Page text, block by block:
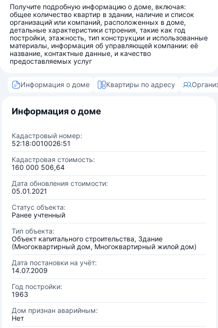
Получите подробную информацию о доме, включая:
общее количество квартир в здании, наличие и список
организаций или компаний, расположенных в доме,
детальные характеристики строения, такие как год
постройки, этажность, тип конструкции и использованные
материалы, информация об управляющей компании: её
название, контактные данные, и качество
предоставляемых услуг
Информация о доме Квартиры по адресу
Информация о доме
Кадастровый номер:
52:18:0010026:51
Кадастровая стоимость:
160 000 506,64
Дата обновления стоимости:
05.01.2021
Статус объекта:
Ранее учтенный
Тип объекта:
Объект капитального строительства, Здание
(Многоквартирный дом, Многоквартирный жилой дом)
Дата постановки на учёт:
14.07.2009
Год постройки:
1963
Дом признан аварийным:
Нет